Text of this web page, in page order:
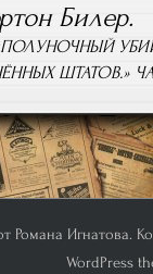
Билер.
«ПОЛУНОЧНЫЙ
ШТАТОВ.»
Романа Игнатова.
WordPress